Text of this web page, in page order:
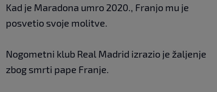
Kad je Maradona umro 2020., Franjo mu je
posvetio svoje molitve.
Nogometni klub Real Madrid izrazio je žaljenje
zbog smrti pape Franje.